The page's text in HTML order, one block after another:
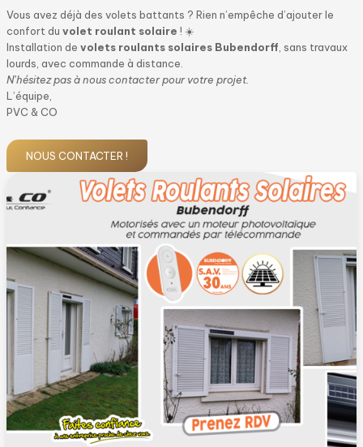
Vous avez déjà des volets battants ? Rien n’empêche d’ajouter le
confort du volet roulant solaire ! ☀️
Installation de volets roulants solaires Bubendorff , sans travaux
lourds, avec commande à distance.
N’hésitez pas à nous contacter pour votre projet.
L’équipe,
PVC & CO
NOUS CONTACTER !